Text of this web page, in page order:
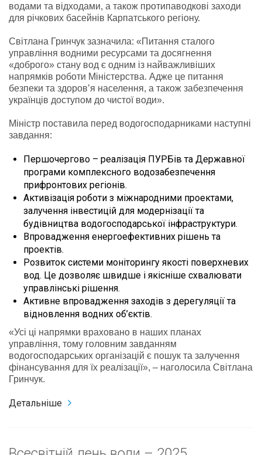
водами та відходами, а також протипаводкові заходи
для річкових басейнів Карпатського регіону.
Світлана Гринчук зазначила: «Питання сталого
управління водними ресурсами та досягнення
«доброго» стану вод є одним із найважливіших
напрямків роботи Міністерства. Адже це питання
безпеки та здоров’я населення, а також забезпечення
українців доступом до чистої води».
Міністр поставила перед водогосподарниками наступні
завдання:
Першочергово – реалізація ПУРБів та Державної
програми комплексного водозабезпечення
прифронтових регіонів.
Активізація роботи з міжнародними проектами,
залучення інвестицій для модернізації та
будівництва водогосподарської інфраструктури.
Впровадження енергоефективних рішень та
проектів.
Розвиток системи моніторингу якості поверхневих
вод. Це дозволяє швидше і якісніше схвалювати
управлінські рішення.
Активне впровадження заходів з дерегуляції та
відновлення водних об’єктів.
«Усі ці напрямки враховано в наших планах
управління, тому головним завданням
водогосподарських організацій є пошук та залучення
фінансування для їх реалізації», – наголосила Світлана
Гринчук.
Детальніше